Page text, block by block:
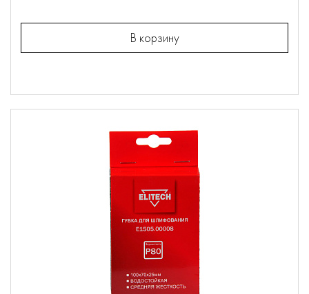
В корзину